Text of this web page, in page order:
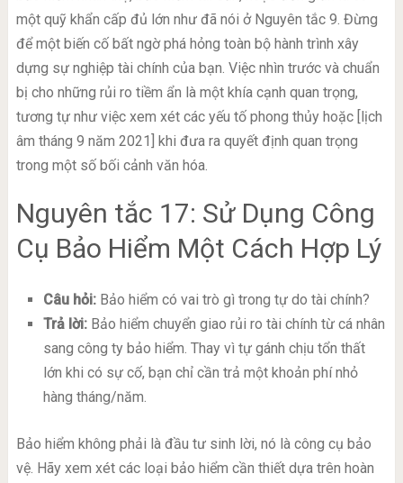
một quỹ khẩn cấp đủ lớn như đã nói ở Nguyên tắc 9. Đừng
để một biến cố bất ngờ phá hỏng toàn bộ hành trình xây
dựng sự nghiệp tài chính của bạn. Việc nhìn trước và chuẩn
bị cho những rủi ro tiềm ẩn là một khía cạnh quan trọng,
tương tự như việc xem xét các yếu tố phong thủy hoặc [lịch
âm tháng 9 năm 2021] khi đưa ra quyết định quan trọng
trong một số bối cảnh văn hóa.
Nguyên tắc 17: Sử Dụng Công
Cụ Bảo Hiểm Một Cách Hợp Lý
Câu hỏi:Bảo hiểm có vai trò gì trong tự do tài chính?
Trả lời:Bảo hiểm chuyển giao rủi ro tài chính từ cá nhân
sang công ty bảo hiểm. Thay vì tự gánh chịu tổn thất
lớn khi có sự cố, bạn chỉ cần trả một khoản phí nhỏ
hàng tháng/năm.
Bảo hiểm không phải là đầu tư sinh lời, nó là công cụ bảo
vệ. Hãy xem xét các loại bảo hiểm cần thiết dựa trên hoàn